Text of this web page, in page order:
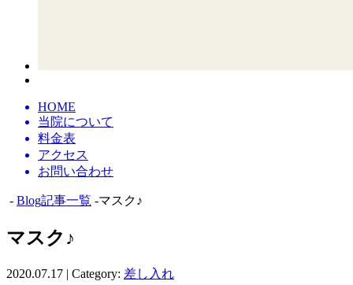
HOME
当院について
料金表
アクセス
お問い合わせ
- Blog記事一覧 -マスク♪
マスク♪
2020.07.17 | Category: 差し入れ